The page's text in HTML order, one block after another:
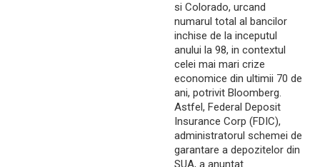
si Colorado, urcand
numarul total al bancilor
inchise de la inceputul
anului la 98, in contextul
celei mai mari crize
economice din ultimii 70 de
ani, potrivit Bloomberg.
Astfel, Federal Deposit
Insurance Corp (FDIC),
administratorul schemei de
garantare a depozitelor din
SUA, a anuntat